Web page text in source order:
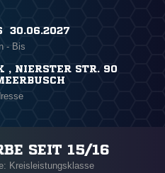
30.06.2027
- Bis
, NIERSTER STR. 90
SEIT 15/16
Kreisleistungsklasse